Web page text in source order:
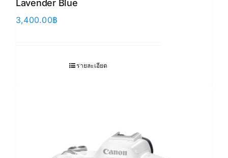
Lavender Blue
3,400.00฿
รายละเอียด